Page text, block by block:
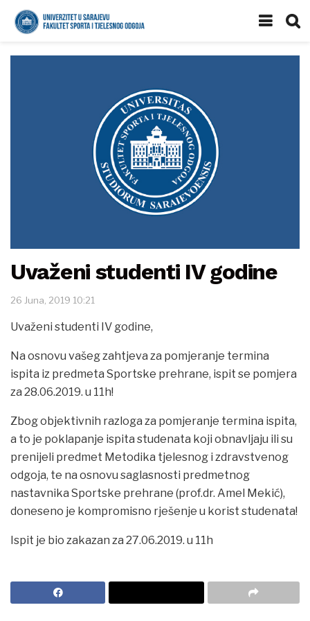
Uvaženi studenti IV godine
26 Juna, 2019 10:21
Uvaženi studenti IV godine,
Na osnovu vašeg zahtjeva za pomjeranje termina
ispita iz predmeta Sportske prehrane, ispit se pomjera
za 28.06.2019. u 11h!
Zbog objektivnih razloga za pomjeranje termina ispita,
a to je poklapanje ispita studenata koji obnavljaju ili su
prenijeli predmet Metodika tjelesnog i zdravstvenog
odgoja, te na osnovu saglasnosti predmetnog
nastavnika Sportske prehrane (prof.dr. Amel Mekić),
doneseno je kompromisno rješenje u korist studenata!
Ispit je bio zakazan za 27.06.2019. u 11h